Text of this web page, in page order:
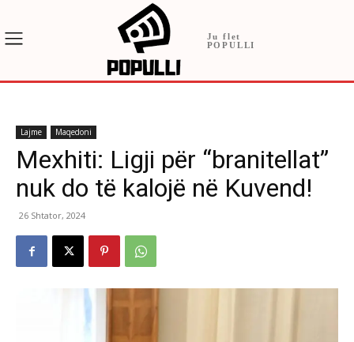
Ju flet
POPULLI
Lajme Maqedoni
Mexhiti: Ligji për “branitellat”
nuk do të kalojë në Kuvend!
26 Shtator, 2024